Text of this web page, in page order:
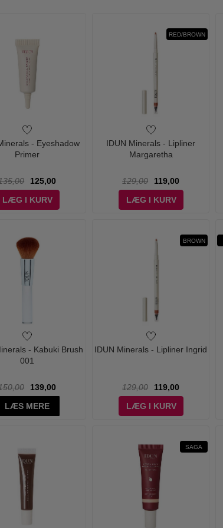
- Eyeshadow
Primer
125,00
LÆG I KURV
RED/BROWN
IDUN Minerals - Lipliner
Margaretha
129,00
119,00
LÆG I KURV
- Kabuki Brush
001
139,00
LÆS MERE
BROWN
IDUN Minerals - Lipliner Ingrid
129,00
119,00
LÆG I KURV
SAGA